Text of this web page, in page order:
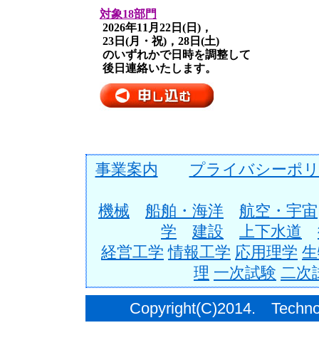
対象18部門
2026年11月22日(日)，
23日(月・祝)，28日(土)
のいずれかで日時を調整して
後日連絡いたします。
事業案内 プライバシーポ
機械 船舶・海洋
航空・宇宙
学
建設 上下水道
経営工学 情報工学 応用理学
理 一次試験 二次
Copyright(C)2014.